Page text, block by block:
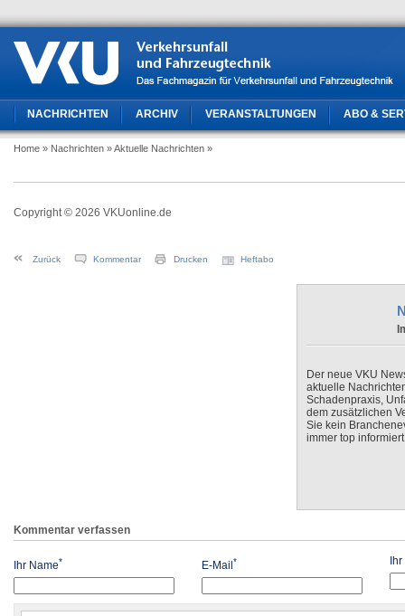
NACHRICHTEN ARCHIV VERANSTALTUNGEN ABO &
Home » Nachrichten » Aktuelle Nachrichten »
Copyright © 2026 VKUonline.de
Zurück Kommentar Drucken Heftabo
Der neue VKU
aktuelle
Schadenpraxis,
dem zusätzlichen
Sie kein
immer top
Kommentar verfassen
Ihr Name* E-Mail *